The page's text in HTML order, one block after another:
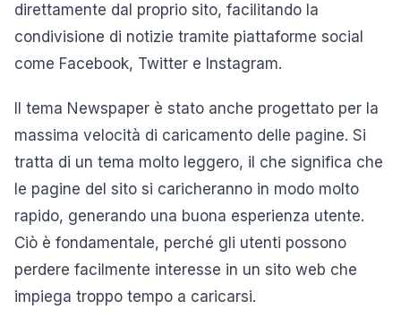
direttamente dal proprio sito, facilitando la
condivisione di notizie tramite piattaforme social
come Facebook, Twitter e Instagram.
Il tema Newspaper è stato anche progettato per la
massima velocità di caricamento delle pagine. Si
tratta di un tema molto leggero, il che significa che
le pagine del sito si caricheranno in modo molto
rapido, generando una buona esperienza utente.
Ciò è fondamentale, perché gli utenti possono
perdere facilmente interesse in un sito web che
impiega troppo tempo a caricarsi.